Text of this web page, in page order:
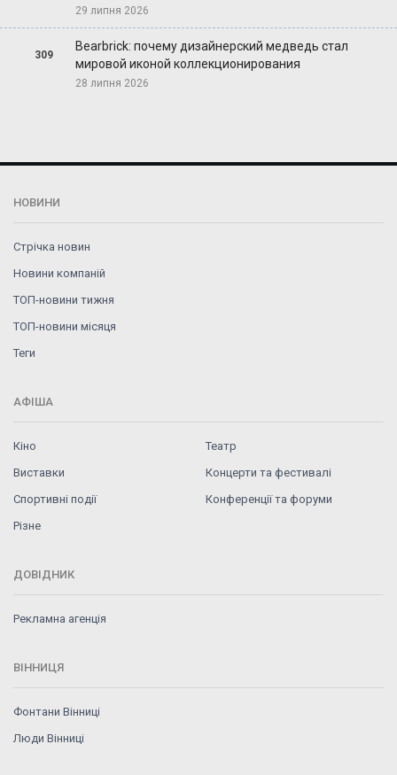
29 липня 2026
309
Bearbrick: почему дизайнерский медведь стал
мировой иконой коллекционирования
28 липня 2026
НОВИНИ
Стрічка новин
Новини компаній
ТОП-новини тижня
ТОП-новини місяця
Теги
АФІША
Кіно
Театр
Виставки
Концерти та фестивалі
Спортивні події
Конференції та форуми
Різне
ДОВІДНИК
Рекламна агенція
ВІННИЦЯ
Фонтани Вінниці
Люди Вінниці